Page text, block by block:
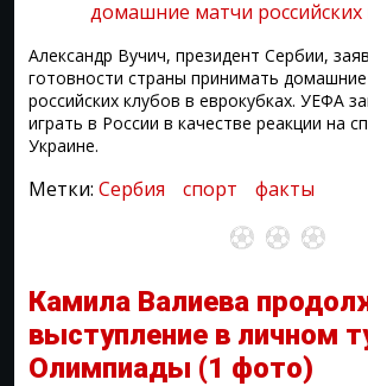
Александр Вучич, президент Сербии,
готовности страны принимать
российских клубов в еврокубках. УЕФА
играть в России в качестве реакции на
Украине.
Метки: Сербия спорт факты
Камила Валиева
выступление в личном
Олимпиады (1 фото)